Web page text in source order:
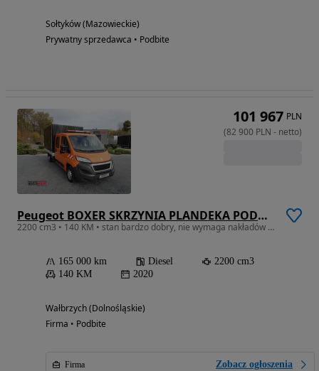
Sołtyków (Mazowieckie)
Prywatny sprzedawca • Podbite
Peugeot BOXER SKRZYNIA PLANDEKA PODWÓJNA KABINA DOKA 7 MIEJSC KLIMATYZACJA PNEUMATYKA 140KM
2200 cm3 • 140 KM • stan bardzo dobry, nie wymaga nakładów finansowcyh, dostępny od ręki
165 000 km Diesel
2200 cm3
140 KM
2020
Wałbrzych (Dolnośląskie)
Firma • Podbite
Firma Zobacz ogłoszenia
101 967 PLN
(82 900 PLN - netto)